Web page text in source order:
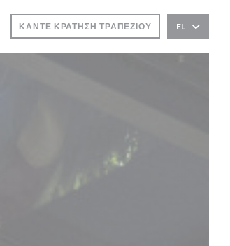
ΚΆΝΤΕ ΚΡΆΤΗΣΗ ΤΡΑΠΕΖΙΟΎ EL